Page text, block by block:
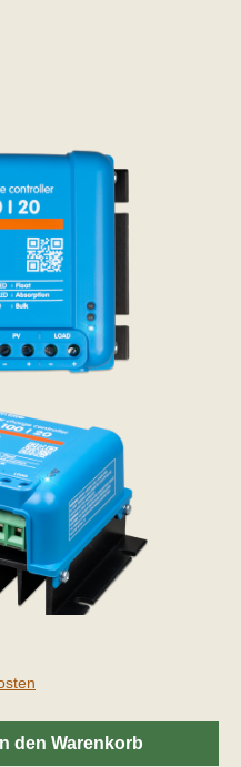
In den Warenkorb